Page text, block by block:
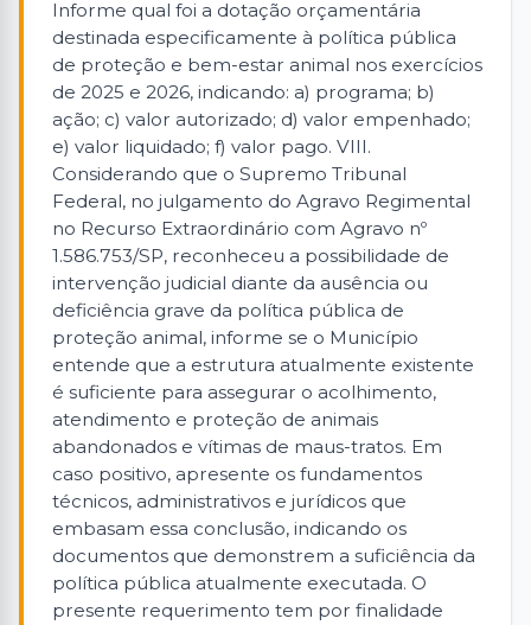
Informe qual foi a dotação orçamentária
destinada especificamente à política pública
de proteção e bem-estar animal nos exercícios
de 2025 e 2026, indicando: a) programa; b)
ação; c) valor autorizado; d) valor empenhado;
e) valor liquidado; f) valor pago. VIII.
Considerando que o Supremo Tribunal
Federal, no julgamento do Agravo Regimental
no Recurso Extraordinário com Agravo nº
1.586.753/SP, reconheceu a possibilidade de
intervenção judicial diante da ausência ou
deficiência grave da política pública de
proteção animal, informe se o Município
entende que a estrutura atualmente existente
é suficiente para assegurar o acolhimento,
atendimento e proteção de animais
abandonados e vítimas de maus-tratos. Em
caso positivo, apresente os fundamentos
técnicos, administrativos e jurídicos que
embasam essa conclusão, indicando os
documentos que demonstrem a suficiência da
política pública atualmente executada. O
presente requerimento tem por finalidade